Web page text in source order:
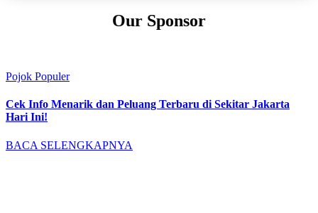
Our Sponsor
Pojok Populer
Cek Info Menarik dan Peluang Terbaru di Sekitar Jakarta
Hari Ini!
BACA SELENGKAPNYA